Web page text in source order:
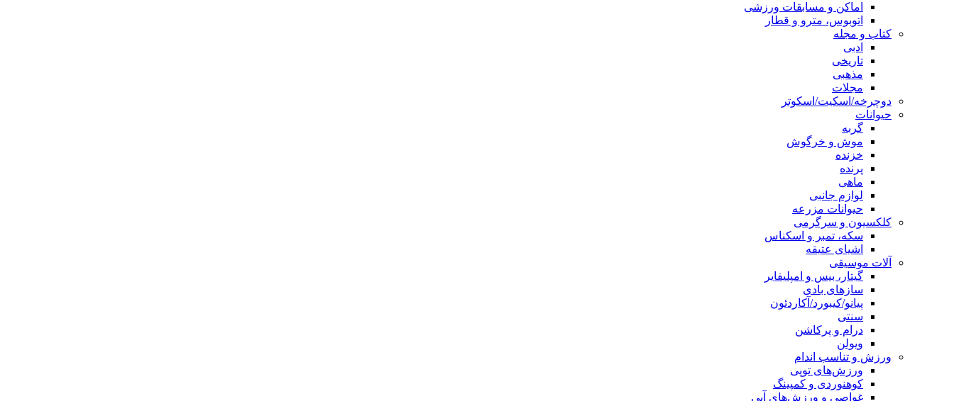
اماکن و مسابقات ورزشی
اتوبوس، مترو و قطار
کتاب و مجله
ادبی
تاریخی
مذهبی
مجلات
دوچرخه/اسکیت/اسکوتر
حیوانات
گربه
موش و خرگوش
خزنده
پرنده
ماهی
لوازم جانبی
حیوانات مزرعه
کلکسیون و سرگرمی
سکه، تمبر و اسکناس
اشیای عتیقه
آلات موسیقی
گیتار، بیس و امپلیفایر
سازهای بادی
پیانو/کیبورد/آکاردئون
سنتی
درام و پرکاشن
ویولن
ورزش و تناسب اندام
ورزش‌های توپی
کوهنوردی و کمپینگ
غواصی و ورزش‌های آبی